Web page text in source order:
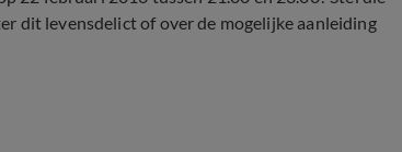
dit levensdelict of over de mogelijke aanleiding